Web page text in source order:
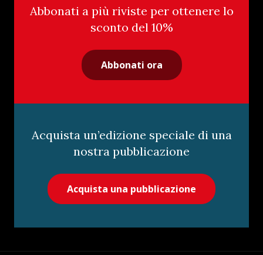
Abbonati a più riviste per ottenere lo
sconto del 10%
Abbonati ora
Acquista un’edizione speciale di una
nostra pubblicazione
Acquista una pubblicazione